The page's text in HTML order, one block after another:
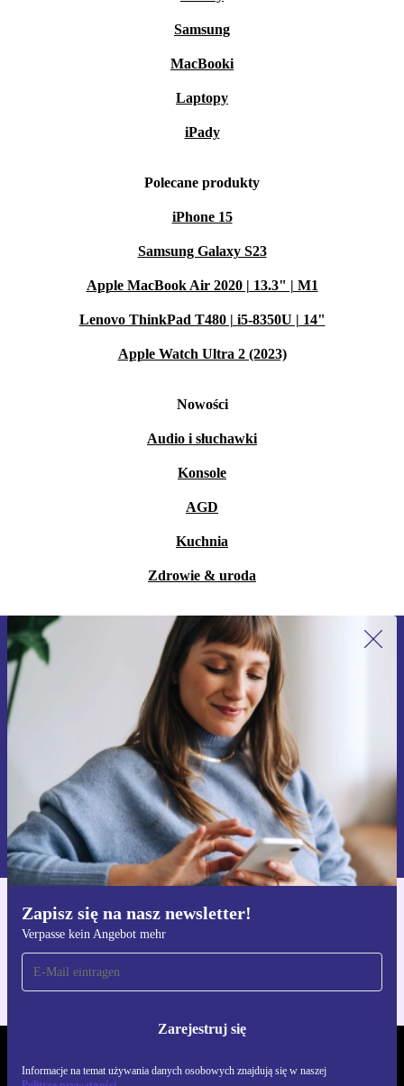
Samsung
MacBooki
Laptopy
iPady
Polecane produkty
iPhone 15
Samsung Galaxy S23
Apple MacBook Air 2020 | 13.3" | M1
Lenovo ThinkPad T480 | i5-8350U | 14"
Apple Watch Ultra 2 (2023)
Nowości
Audio i słuchawki
Konsole
AGD
Kuchnia
Zdrowie & uroda
Zapisz się na nasz newsletter!
Verpasse kein Angebot mehr
Zarejestruj się
Informacje na temat używania danych osobowych znajdują się w naszej
Zapisz się na nasz newsletter!
Nie przegap żadnej oferty.
Zarejestruj się
Informacje na temat używania danych osobowych znajdują się w
naszej
Polityce prywatności
Pobierz aplikację refurbed
Dla iOS i Android